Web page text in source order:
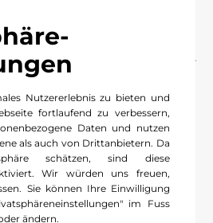
Nutzererlebnis zu bieten und
fortlaufend zu verbessern,
Daten und nutzen
als auch von Drittanbietern. Da
schätzen, sind diese
Wir würden uns freuen,
Sie können Ihre Einwilligung
im Fuss
ändern.
auf dieser Website erfolgt
Dessen
Sie dem Impressum dieser
wir Ihre Daten?
einen dadurch erhoben,